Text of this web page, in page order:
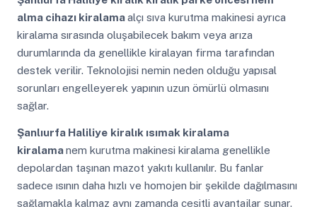
alma cihazı kiralamaalçı sıva kurutma makinesi ayrıca
kiralama sırasında oluşabilecek bakım veya arıza
durumlarında da genellikle kiralayan firma tarafından
destek verilir. Teknolojisi nemin neden olduğu yapısal
sorunları engelleyerek yapının uzun ömürlü olmasını
sağlar.
Şanlıurfa Haliliye kiralık ısımak kiralama
kiralamanem kurutma makinesi kiralama genellikle
depolardan taşınan mazot yakıtı kullanılır. Bu fanlar
sadece ısının daha hızlı ve homojen bir şekilde dağılmasını
sağlamakla kalmaz aynı zamanda çeşitli avantajlar sunar.